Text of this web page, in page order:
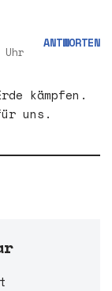
ANTWORTEN
kämpfen.
uns.